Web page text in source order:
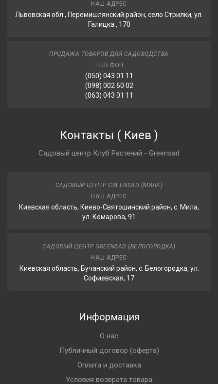
НАШ АДРЕС
Львовская обл., Перемишлянский район, село Стрилки, ул.
Галицка , 170
ПРОДАЖА ТОВАРОВ ДЛЯ САДОВОДСТВА
ТЕЛЕФОН
(050) 043 01 11
(098) 002 60 02
(063) 043 01 11
Контакты ( Киев )
Садовый центр Клуб Растений - Greensad
САДОВЫЙ ЦЕНТР GREENSAD (МИЛА)
НАШ АДРЕС
Киевская область, Киево-Святошинский район, с. Мила,
ул. Комарова, 91
САДОВЫЙ ЦЕНТР GREENSAD (БЕЛОГОРОДКА)
НАШ АДРЕС
Киевская область, Бучанский район, с. Белогородка, ул.
Софиевская, 17
Информация
О нас
Публичный договор (оферта)
Оплата и доставка
Условия возврата товара